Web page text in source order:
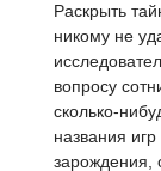
Раскрыть
никому не
вопросу
сколько-
названия
зарождения,